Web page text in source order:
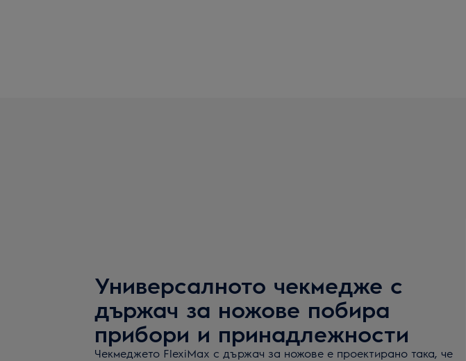
Универсалното чекмедже с
държач за ножове побира
прибори и принадлежности
Чекмеджето FlexiMax с държач за ножове е проектирано така, че